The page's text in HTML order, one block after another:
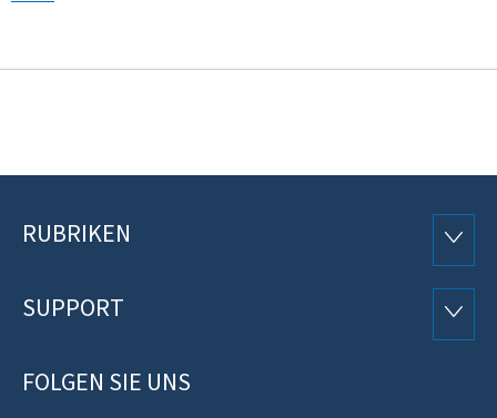
Footer
RUBRIKEN
SUPPORT
FOLGEN SIE UNS